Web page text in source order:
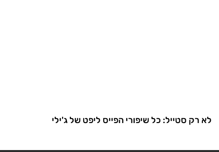
לא רק סטייל: כל שיפורי הפייס ליפט של ג'ילי